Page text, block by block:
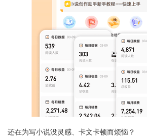
还在为写小说没灵感、卡文卡顿而烦恼？